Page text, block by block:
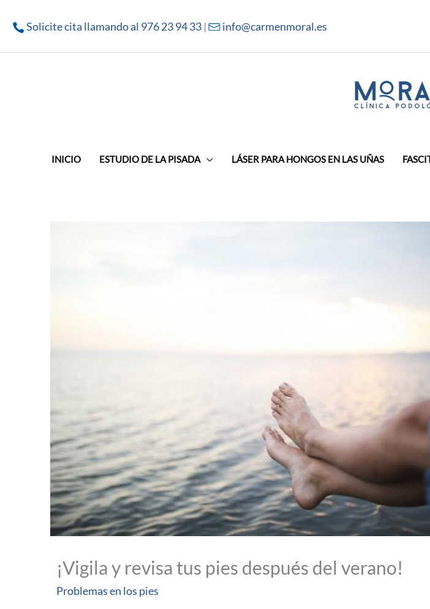
Solicite cita llamando al 976 23 94 33 | info@carmenmoral.es
INICIO ESTUDIO DE LA PISADA LÁSER PARA HONGOS EN LAS UÑAS
¡Vigila y revisa tus pies después del verano!
Problemas en los pies